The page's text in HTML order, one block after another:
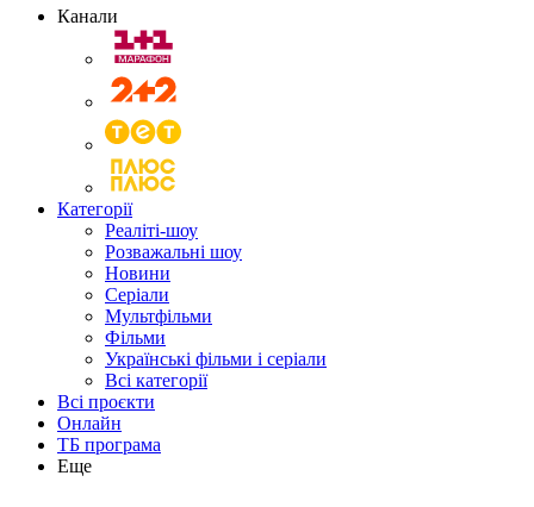
Канали
Категорії
Реаліті-шоу
Розважальні шоу
Новини
Серіали
Мультфільми
Фільми
Українські фільми і серіали
Всі категорії
Всі проєкти
Онлайн
ТБ програма
Еще